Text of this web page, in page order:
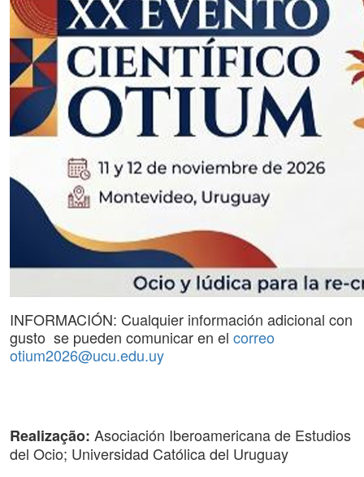
INFORMACIÓN: Cualquier información adicional con
gusto se pueden comunicar en el correo
otium2026@ucu.edu.uy
Realização: Asociación Iberoamericana de Estudios
del Ocio; Universidad Católica del Uruguay